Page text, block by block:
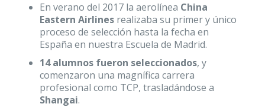
En verano del 2017 la aerolínea China
Eastern Airlinesrealizaba su primer y único
proceso de selección hasta la fecha en
España en nuestra Escuela de Madrid.
14 alumnos fueron seleccionados, y
comenzaron una magnífica carrera
profesional como TCP, trasladándose a
Shangai.